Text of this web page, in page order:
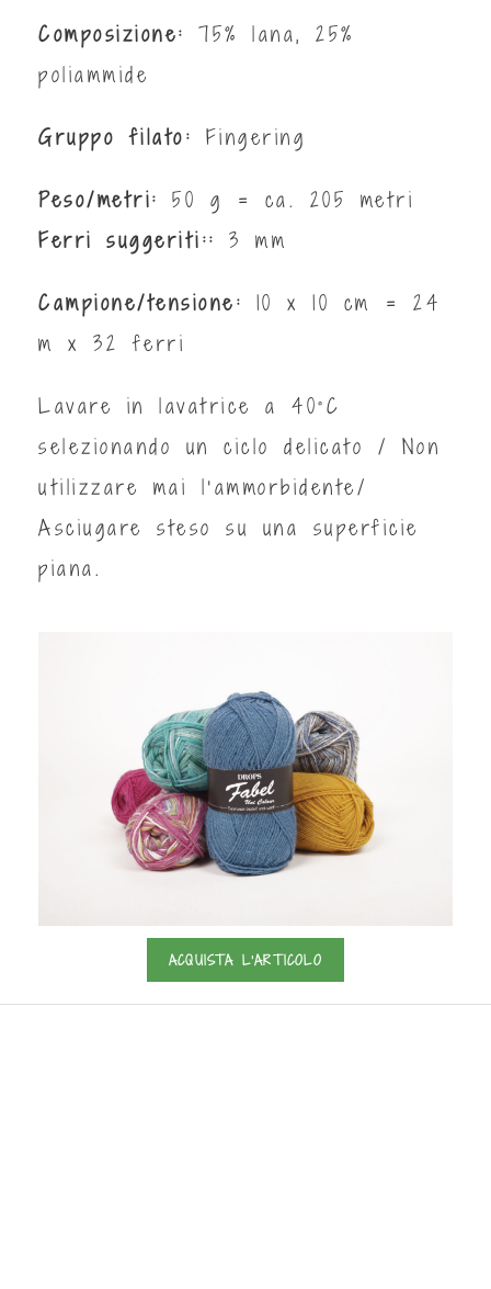
Composizione: 75% lana, 25%
poliammide
Gruppo filato: Fingering
Peso/metri: 50 g = ca. 205 metri
Ferri suggeriti:: 3 mm
Campione/tensione: 10 x 10 cm = 24
m x 32 ferri
Lavare in lavatrice a 40°C
selezionando un ciclo delicato / Non
utilizzare mai l'ammorbidente/
Asciugare steso su una superficie
piana.
ACQUISTA L'ARTICOLO